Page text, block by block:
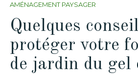
AMÉNAGEMENT PAYSAGER
Quelques
protéger votre
de jardin du gel